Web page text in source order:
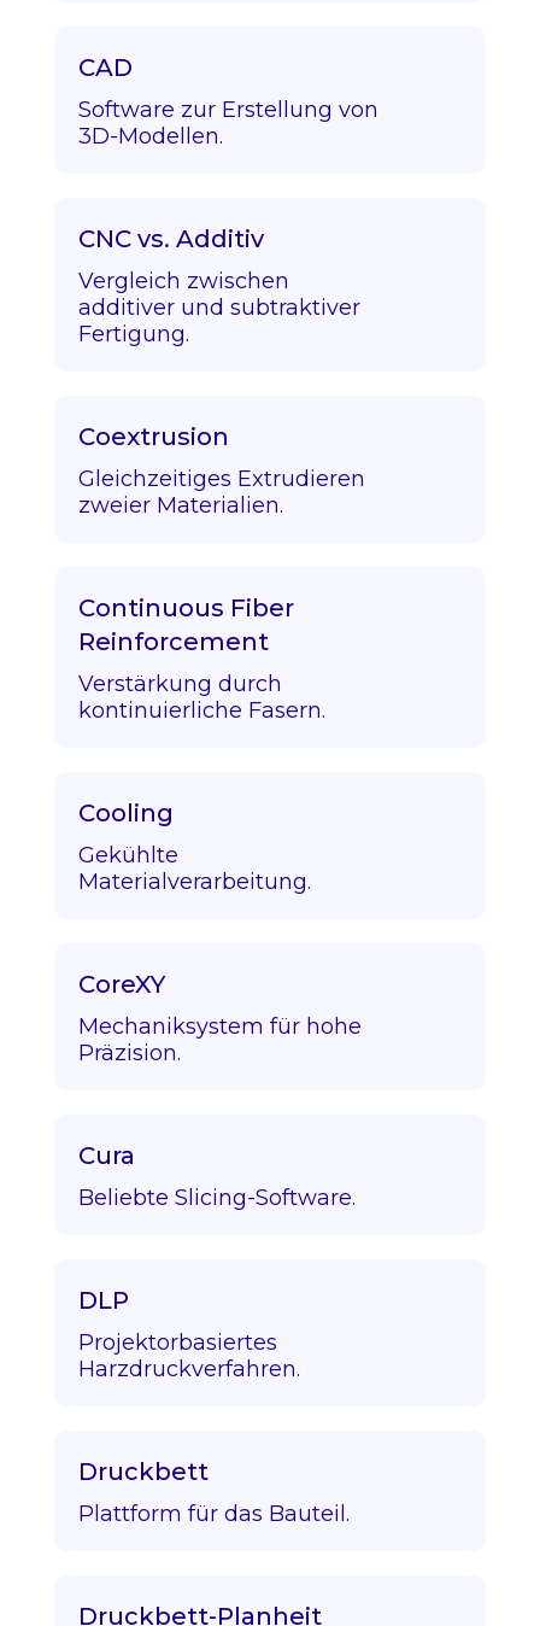
CAD
Software zur Erstellung von
3D-Modellen.
CNC vs. Additiv
Vergleich zwischen
additiver und subtraktiver
Fertigung.
Coextrusion
Gleichzeitiges Extrudieren
zweier Materialien.
Continuous Fiber
Reinforcement
Verstärkung durch
kontinuierliche Fasern.
Cooling
Gekühlte
Materialverarbeitung.
CoreXY
Mechaniksystem für hohe
Präzision.
Cura
Beliebte Slicing-Software.
DLP
Projektorbasiertes
Harzdruckverfahren.
Druckbett
Plattform für das Bauteil.
Druckbett-Planheit